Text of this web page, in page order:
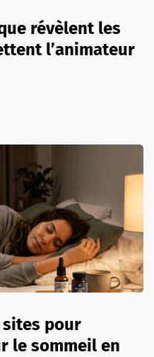
révèlent les
l’animateur
sites pour
le sommeil en